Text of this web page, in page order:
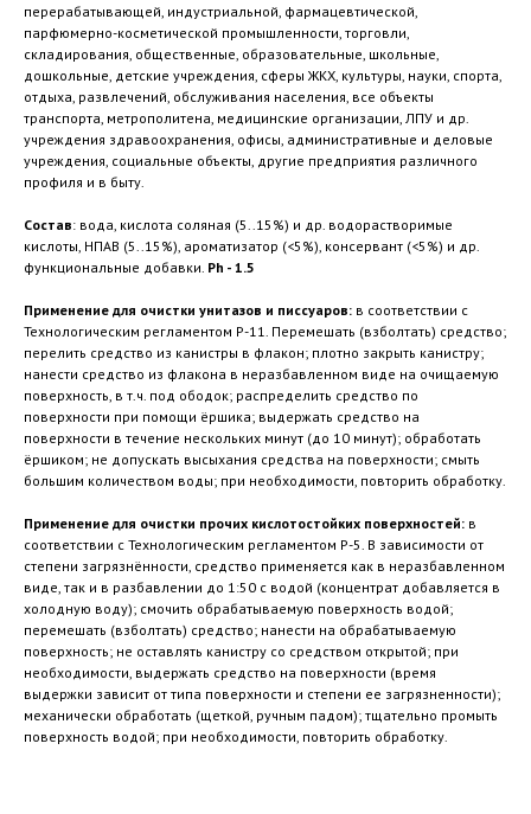
перерабатывающей, индустриальной, фармацевтической,
парфюмерно-косметической промышленности, торговли,
складирования, общественные, образовательные, школьные,
дошкольные, детские учреждения, сферы ЖКХ, культуры, науки, спорта,
отдыха, развлечений, обслуживания населения, все объекты
транспорта, метрополитена, медицинские организации, ЛПУ и др.
учреждения здравоохранения, офисы, административные и деловые
учреждения, социальные объекты, другие предприятия различного
профиля и в быту.
Состав: вода, кислота соляная (5..15%) и др. водорастворимые
кислоты, НПАВ (5..15%), ароматизатор (<5%), консервант (<5%) и др.
функциональные добавки. Ph - 1.5
Применение для очистки унитазов и писсуаров: в соответствии с
Технологическим регламентом Р-11. Перемешать (взболтать) средство;
перелить средство из канистры в флакон; плотно закрыть канистру;
нанести средство из флакона в неразбавленном виде на очищаемую
поверхность, в т.ч. под ободок; распределить средство по
поверхности при помощи ёршика; выдержать средство на
поверхности в течение нескольких минут (до 10 минут); обработать
ёршиком; не допускать высыхания средства на поверхности; смыть
большим количеством воды; при необходимости, повторить обработку.
Применение для очистки прочих кислотостойких поверхностей: в
соответствии с Технологическим регламентом Р-5. В зависимости от
степени загрязнённости, средство применяется как в неразбавленном
виде, так и в разбавлении до 1:50 с водой (концентрат добавляется в
холодную воду); смочить обрабатываемую поверхность водой;
перемешать (взболтать) средство; нанести на обрабатываемую
поверхность; не оставлять канистру со средством открытой; при
необходимости, выдержать средство на поверхности (время
выдержки зависит от типа поверхности и степени ее загрязненности);
механически обработать (щеткой, ручным падом); тщательно промыть
поверхность водой; при необходимости, повторить обработку.